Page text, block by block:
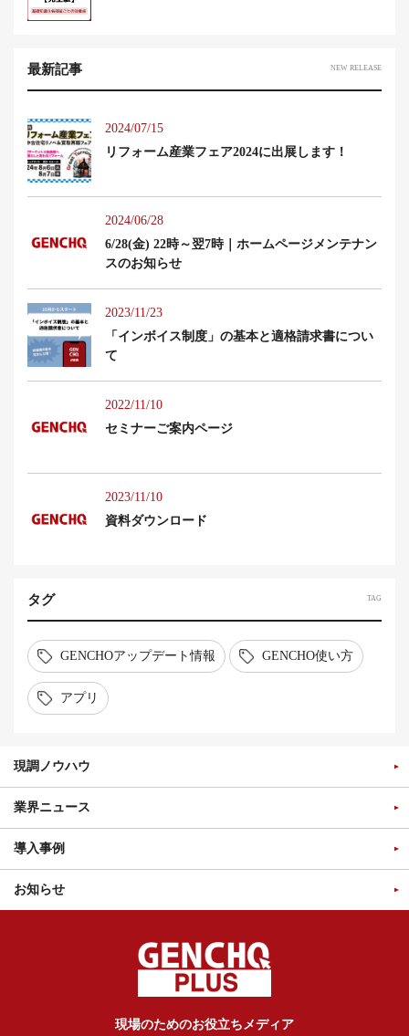
最新記事 NEW RELEASE
2024/07/15
リフォーム産業フェア2024に出展します！
2024/06/28
6/28(金) 22時～翌7時｜ホームページメンテナン
スのお知らせ
2023/11/23
「インボイス制度」の基本と適格請求書につい
て
2022/11/10
セミナーご案内ページ
2023/11/10
資料ダウンロード
タグ TAG
GENCHOアップデート情報 GENCHO使い方
アプリ
現調ノウハウ
業界ニュース
導入事例
お知らせ
現場のためのお役立ちメディア